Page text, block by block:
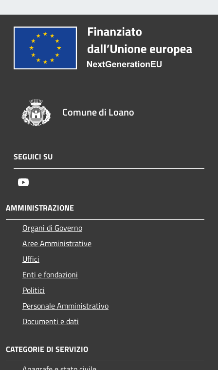
Comune di Loano
SEGUICI SU
AMMINISTRAZIONE
Organi di Governo
Aree Amministrative
Uffici
Enti e fondazioni
Politici
Personale Amministrativo
Documenti e dati
CATEGORIE DI SERVIZIO